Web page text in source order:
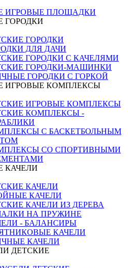
ИГРОВЫЕ ПЛОЩАДКИ
ГОРОДКИ
ГОРОДКИ
ДЛЯ ДАЧИ
ГОРОДКИ С КАЧЕЛЯМИ
ГОРОДКИ-МАШИНКИ
ГОРОДКИ С ГОРКОЙ
ИГРОВЫЕ КОМПЛЕКСЫ
ИГРОВЫЕ КОМПЛЕКСЫ
КОМПЛЕКСЫ -
С БАСКЕТБОЛЬНЫМ
СО СПОРТИВНЫМИ
КАЧЕЛИ
КАЧЕЛИ
КАЧЕЛИ
КАЧЕЛИ ИЗ ДЕРЕВА
НА ПРУЖИНЕ
- БАЛАНСИРЫ
КАЧЕЛИ
КАЧЕЛИ
ДЕТСКИЕ